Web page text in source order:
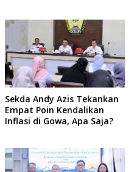
Jalur Musyawarah,
Ingatkan Soal Adat dan
Adab
Sekda Andy Azis Tekankan
Empat Poin Kendalikan
Inflasi di Gowa, Apa Saja?